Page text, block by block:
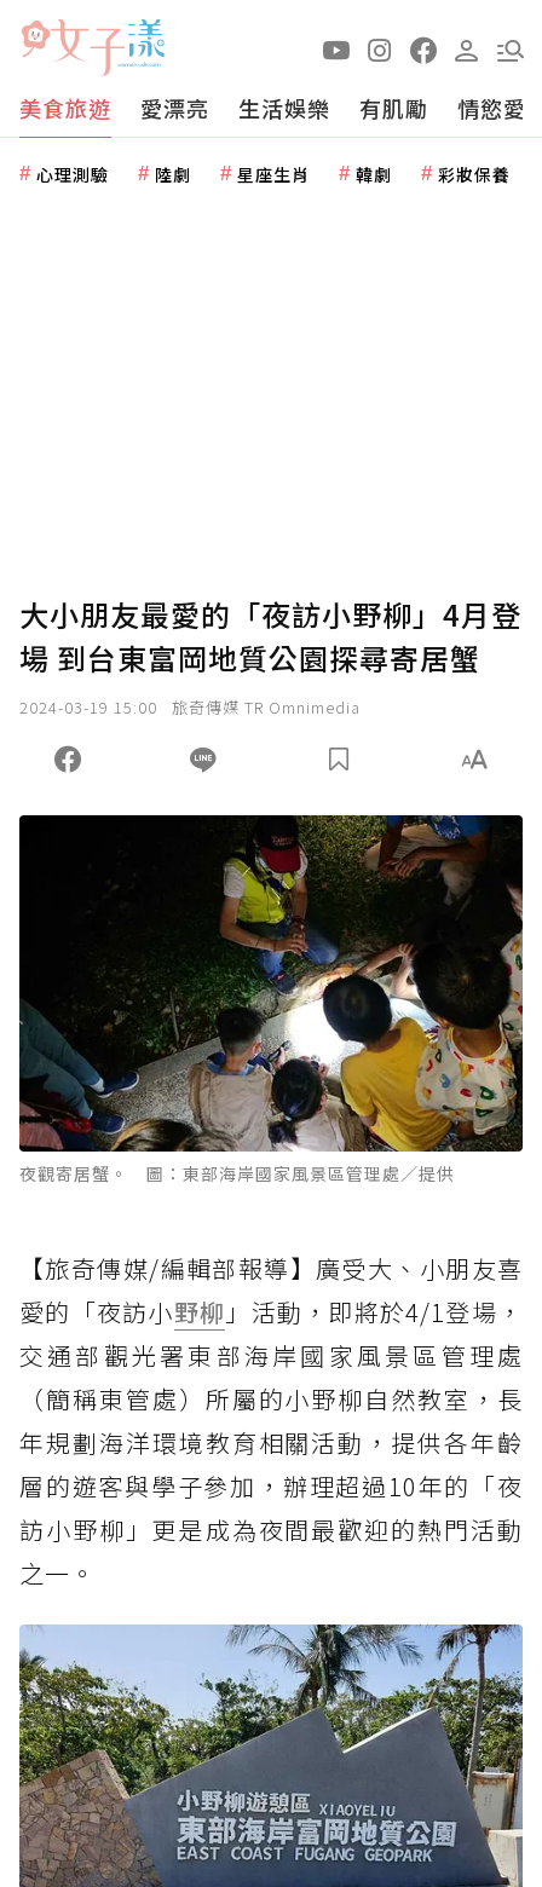
美食旅遊 愛漂亮 生活娛樂 有肌勵 情慾愛
心理測驗 陸劇 星座生肖 韓劇 彩妝保養
大小朋友最愛的「夜訪小野柳」4月登
場 到台東富岡地質公園探尋寄居蟹
2024-03-19 15:00 旅奇傳媒 TR Omnimedia
夜觀寄居蟹。 圖：東部海岸國家風景區管理處／提供
【旅奇傳媒/編輯部報導】廣受大、小朋友喜
愛的「夜訪小野柳 」活動，即將於4/1登場，
交通部觀光署東部海岸國家風景區管理處
（簡稱東管處）所屬的小野柳自然教室，長
年規劃海洋環境教育相關活動，提供各年齡
層的遊客與學子參加，辦理超過10年的「夜
訪小野柳」更是成為夜間最歡迎的熱門活動
之一。